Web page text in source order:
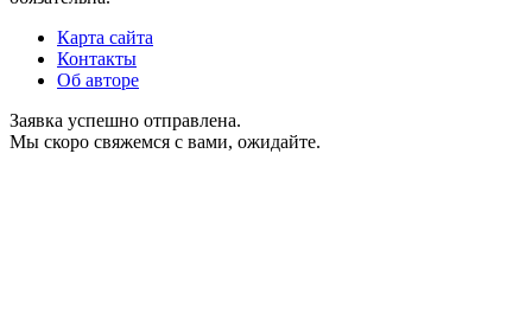
Карта сайта
Контакты
Об авторе
Заявка успешно отправлена.
Мы скоро свяжемся с вами, ожидайте.